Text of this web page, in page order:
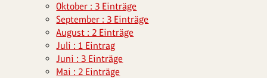
Oktober : 3 Einträge
September : 3 Einträge
August : 2 Einträge
Juli : 1 Eintrag
Juni : 3 Einträge
Mai : 2 Einträge